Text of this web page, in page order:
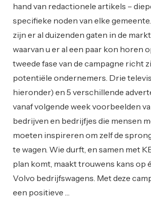
hand van redactionele artikels –
specifieke noden van elke
zijn er al duizenden gaten in de
waarvan u er al een paar kon horen
tweede fase van de campagne richt
potentiële ondernemers. Drie
hieronder) en 5 verschillende
vanaf volgende week voorbeelden
bedrijven en bedrijfjes die mensen
moeten inspireren om zelf de
te wagen. Wie durft, en samen met
plan komt, maakt trouwens kans op
Volvo bedrijfswagens. Met deze
een positieve …